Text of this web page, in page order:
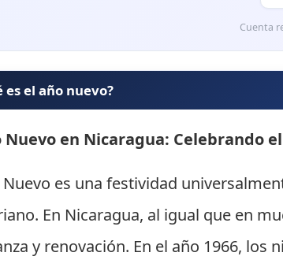
Cuenta
es el año nuevo?
Nuevo en Nicaragua: Celebrando
Nuevo es una festividad
En Nicaragua, al igual que en
y renovación. En el año 1966,